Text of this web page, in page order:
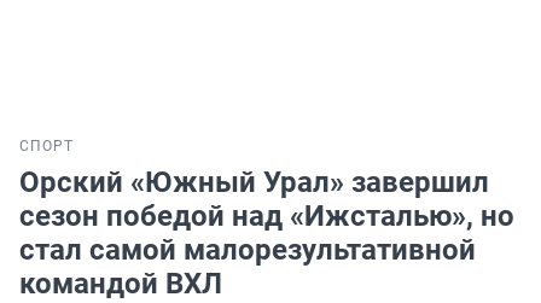
СПОРТ
Орский «Южный Урал» завершил
сезон победой над «Ижсталью», но
стал самой малорезультативной
командой ВХЛ